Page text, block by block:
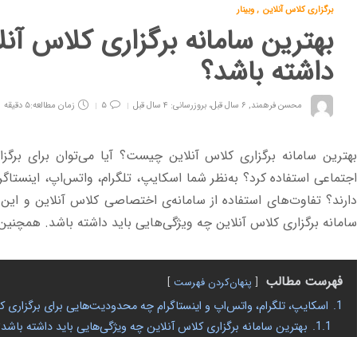
برگزاری کلاس آنلاین ,وبینار
بهترین سامانه برگزاری کلاس
داشته باشد؟
محسن فرهمند, ۶ سال قبل، بروزرسانی: ۴ سال قبل ۵ زمان مطالعه:۵ دقیقه
بهترین سامانه برگزاری کلاس آنلاین چیست؟ آیا می‌توان برای
اجتماعی استفاده کرد؟ به‌نظر شما اسکایپ، تلگرام، واتس‌اپ،
دارند؟ تفاوت‌های استفاده از سامانه‌ی اختصاصی کلاس آنلاین و
سامانه برگزاری کلاس آنلاین چه ویژگی‌هایی باید داشته باشد.
فهرست مطالب پنهان‌کردن فهرست
1. اسکایپ، تلگرام، واتس‌اپ و اینستاگرام چه محدودیت‌هایی برای برگزاری
1.1. بهترین سامانه برگزاری کلاس آنلاین چه ویژگی‌هایی باید داشته